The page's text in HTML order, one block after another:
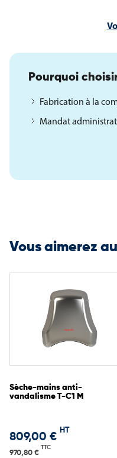
Puissance nominale : 900 W
Débit d’air : 22 l/seconde
Limiteur de température de
Largeur : 293 mm
atelier, avec des pièces
Pourquoi
Fabrication à la
Mandat
Vous aimerez
Sèche-mains anti-
vandalisme T-C1 M
809,00 €
HT
970,80 €
TTC